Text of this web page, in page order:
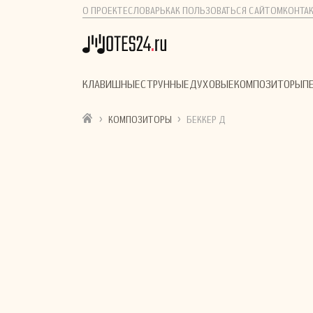
О ПРОЕКТЕСЛОВАРЬ КАК ПОЛЬЗОВАТЬСЯ САЙТОМ
КЛАВИШНЫЕСТРУННЫЕДУХОВЫЕКОМПОЗИТОРЫ
› КОМПОЗИТОРЫ › БЕККЕР Д